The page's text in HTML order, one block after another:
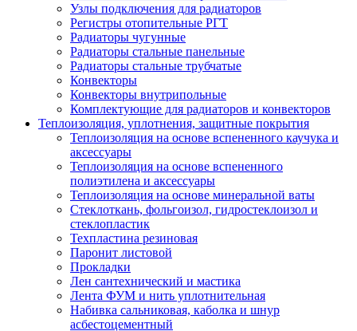
Узлы подключения для радиаторов
Регистры отопительные РГТ
Радиаторы чугунные
Радиаторы стальные панельные
Радиаторы стальные трубчатые
Конвекторы
Конвекторы внутрипольные
Комплектующие для радиаторов и конвекторов
Теплоизоляция, уплотнения, защитные покрытия
Теплоизоляция на основе вспененного каучука и
аксессуары
Теплоизоляция на основе вспененного
полиэтилена и аксессуары
Теплоизоляция на основе минеральной ваты
Стеклоткань, фольгоизол, гидростеклоизол и
стеклопластик
Техпластина резиновая
Паронит листовой
Прокладки
Лен сантехнический и мастика
Лента ФУМ и нить уплотнительная
Набивка сальниковая, каболка и шнур
асбестоцементный